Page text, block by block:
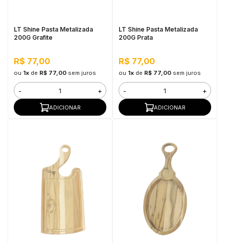
LT Shine Pasta Metalizada
200G Grafite
R$ 77,00
ou 1xde R$ 77,00 sem juros
- +
ADICIONAR
LT Shine Pasta Metalizada
200G Prata
R$ 77,00
ou 1xde R$ 77,00 sem juros
- +
ADICIONAR